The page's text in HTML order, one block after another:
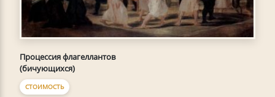
Процессия флагеллантов
(бичующихся)
СТОИМОСТЬ